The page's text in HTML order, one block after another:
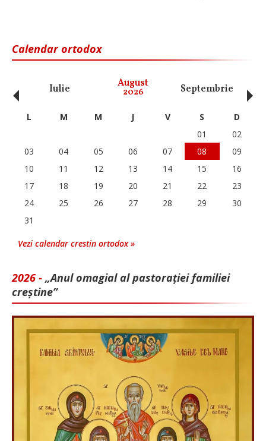
Calendar ortodox
Iulie August
2026 Septembrie
‹ L M M J V S
D
01
02
03
04 05 06 07 08
09
10
11 12 13 14 15
16
17
18 19 20 21 22
23
24
25 26 27 28 29
30
31
Vezi calendar crestin ortodox »
2026 - „Anul omagial al pastorației familiei
creștine”